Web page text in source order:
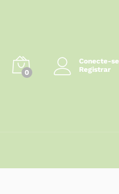
0
Conecte-se
Registrar